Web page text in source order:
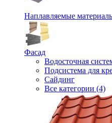
Наплавляемые
Фасад
Водосточная
Подсистема для
Сайдинг
Все категории (4)